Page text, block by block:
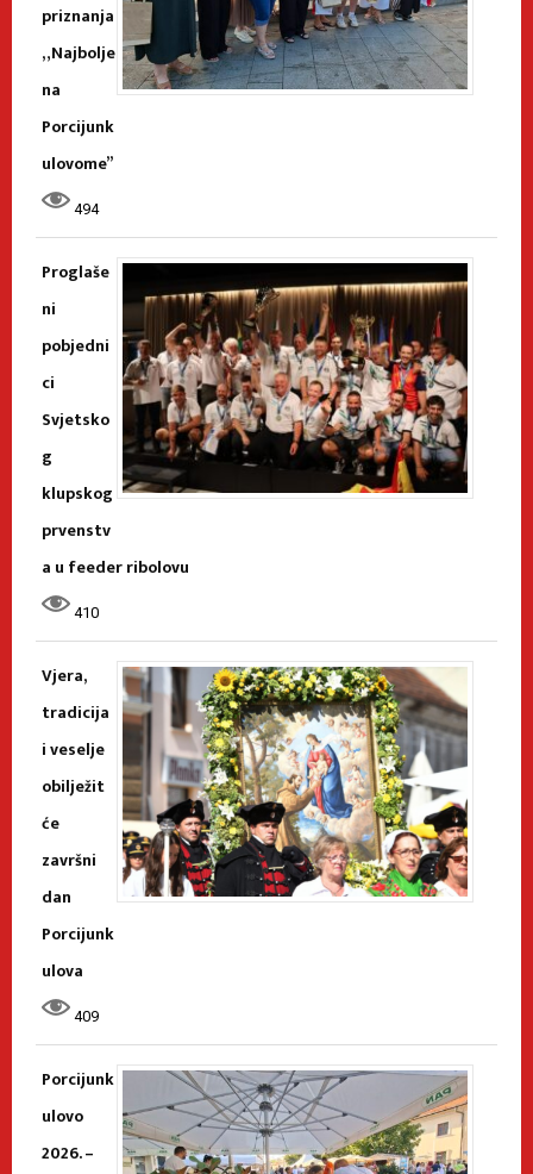
priznanja
„Najbolje
na
Porcijunk
ulovome”
494
Proglaše
ni
pobjedni
ci
Svjetsko
g
klupskog
prvenstv
a u feeder ribolovu
410
Vjera,
tradicija
i veselje
obilježit
će
završni
dan
Porcijunk
ulova
409
Porcijunk
ulovo
2026. –